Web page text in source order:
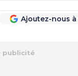
Ajoutez-nous